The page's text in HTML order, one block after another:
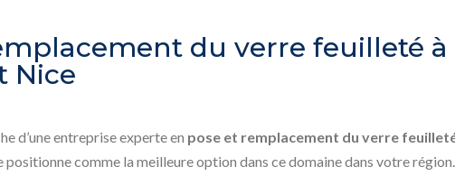
du verre feuilleté à
Nice
d’une entreprise experte en pose et remplacement du verre
positionne comme la meilleure option dans ce domaine dans votre